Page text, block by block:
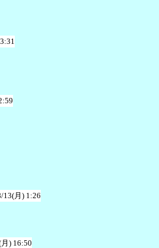
13(月) 1:26
) 16:50